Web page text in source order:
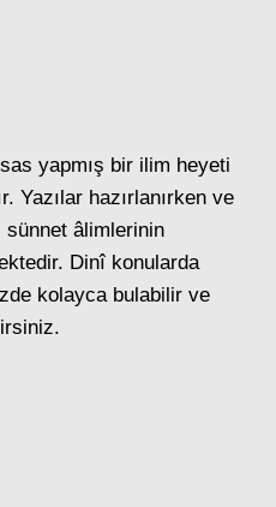
yapmış bir ilim heyeti
Yazılar hazırlanırken ve
sünnet âlimlerinin
Dinî konularda
kolayca bulabilir ve